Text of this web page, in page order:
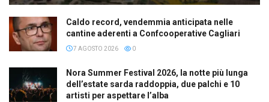
Caldo record, vendemmia anticipata nelle
cantine aderenti a Confcooperative Cagliari
7 AGOSTO 2026 0
Nora Summer Festival 2026, la notte più lunga
dell’estate sarda raddoppia, due palchi e 10
artisti per aspettare l’alba